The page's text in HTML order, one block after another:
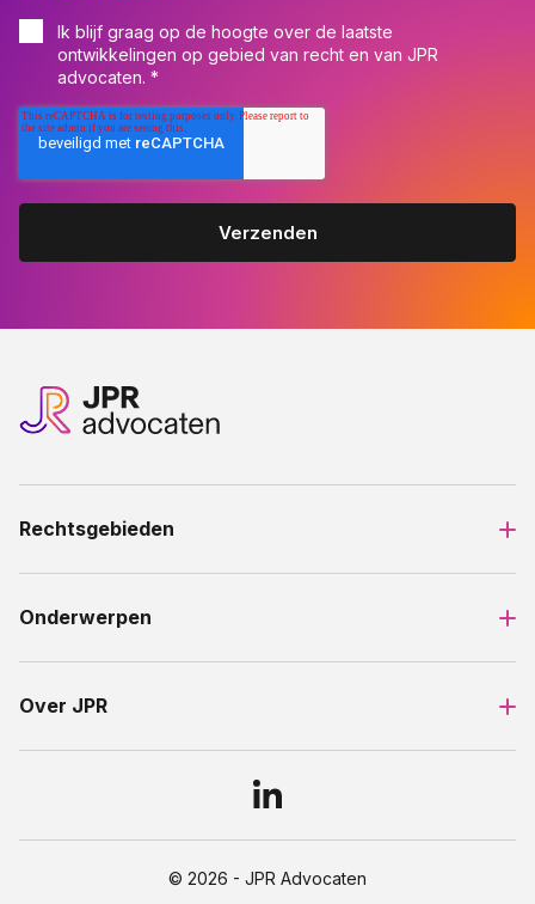
Ik blijf graag op de hoogte over de laatste
ontwikkelingen op gebied van recht en van JPR
advocaten. *
Rechtsgebieden
Onderwerpen
Over JPR
© 2026 - JPR Advocaten